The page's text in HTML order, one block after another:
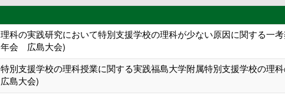
理科の実践研究において特別支援学校の理科が少ない原因に関する一
年会 広島大会)
特別支援学校の理科授業に関する実践 福島大学附属特別支援学校の
広島大会)